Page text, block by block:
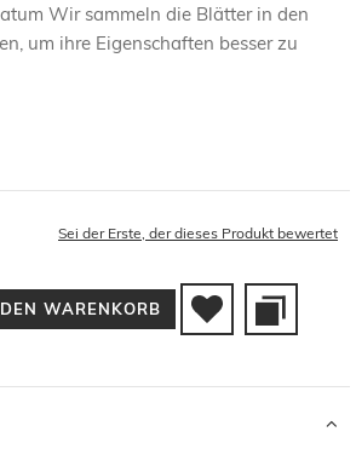
Wir sammeln die Blätter in den
um ihre Eigenschaften besser zu
Sei der Erste, der dieses Produkt bewertet
WARENKORB